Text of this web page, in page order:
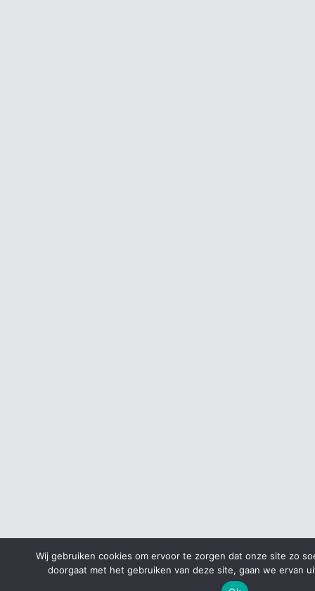
Wij gebruiken cookies om ervoor te zorgen dat onze site zo
doorgaat met het gebruiken van deze site, gaan we ervan